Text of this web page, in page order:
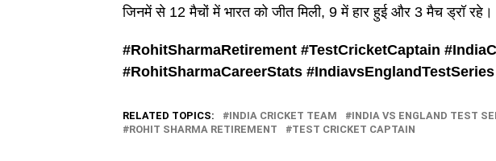
जिनमें से 12 मैचों में भारत को जीत मिली, 9 में हार हुई और 3 मैच ड्रॉ रहे।
#RohitSharmaRetirement #TestCricketCaptain #
#RohitSharmaCareerStats #IndiavsEnglandTestSeries
RELATED TOPICS: INDIA CRICKET TEAM INDIA VS ENGLAND TEST
ROHIT SHARMA RETIREMENT
TEST CRICKET CAPTAIN